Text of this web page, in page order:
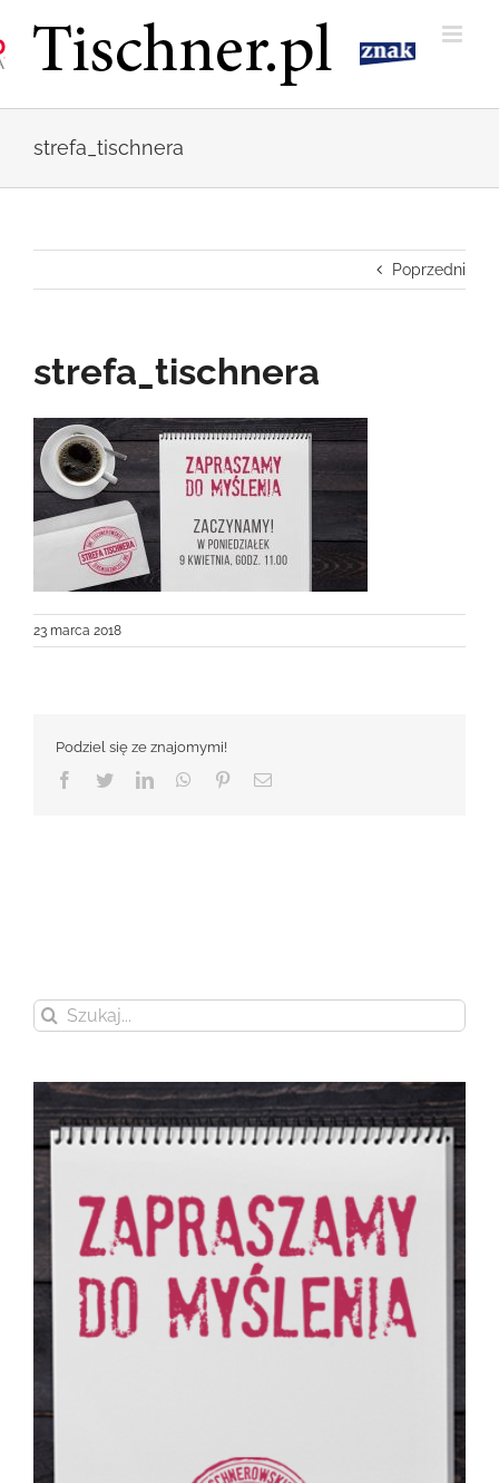
zawartości
strefa_tischnera
Poprzedni
strefa_tischnera
23 marca 2018
Podziel się ze znajomymi!
Facebook
TwitterLinkedInWhatsApp
PinterestEmail
Szukaj